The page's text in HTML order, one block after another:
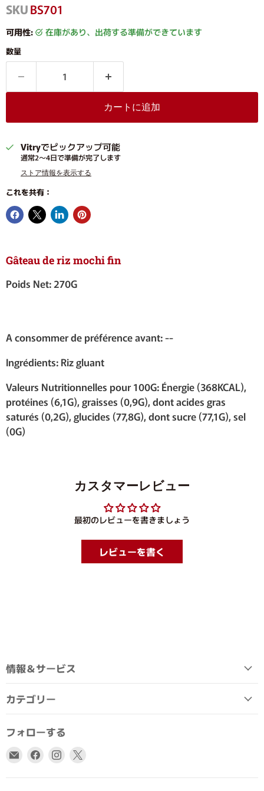
SKUBS701
可用性: 在庫があり、出荷する準備ができています
数量
カートに追加
Vitryでピックアップ可能
通常2〜4日で準備が完了します
ストア情報を表示する
これを共有：
Gâteau de riz mochi fin
Poids Net: 270G
A consommer de préférence avant: --
Ingrédients: Riz gluant
Valeurs Nutritionnelles pour 100G: Énergie (368KCAL),
protéines (6,1G), graisses (0,9G), dont acides gras
saturés (0,2G), glucides (77,8G), dont sucre (77,1G), sel
(0G)
カスタマーレビュー
最初のレビューを書きましょう
レビューを書く
情報＆サービス
カテゴリー
フォローする
FacebookInstagram